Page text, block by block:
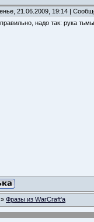
21.06.2009, 19:14 |
надо так: рука
» Фразы из WarCraft'a